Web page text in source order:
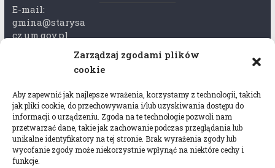
Zarządzaj zgodami plików
cookie
Aby zapewnić jak najlepsze wrażenia, korzystamy z technologii, takich
jak pliki cookie, do przechowywania i/lub uzyskiwania dostępu do
informacji o urządzeniu. Zgoda na te technologie pozwoli nam
przetwarzać dane, takie jak zachowanie podczas przeglądania lub
unikalne identyfikatory na tej stronie. Brak wyrażenia zgody lub
wycofanie zgody może niekorzystnie wpłynąć na niektóre cechy i
funkcje.
E-mail:
gmina@starysa
cz.um.gov.pl
Adres skrzynki
rytka
Adres do e-
Doręczeń:
AEL-97528-
78647-USWGJ-